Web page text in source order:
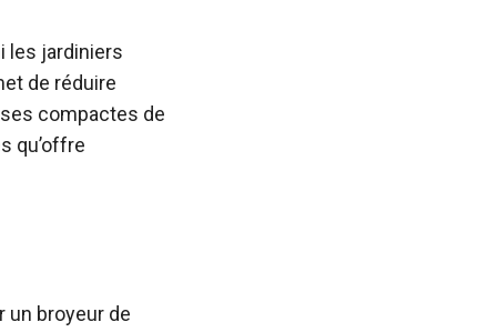
les jardiniers
de réduire
compactes de
qu’offre
un broyeur de